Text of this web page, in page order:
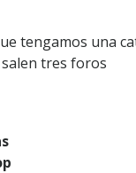
tengamos una
tres foros